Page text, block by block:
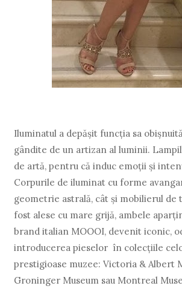
Iluminatul a depăşit funcţia sa
gândite de un artizan al luminii.
de artă, pentru că induc emoţii şi
Corpurile de iluminat cu forme
geometrie astrală, cât şi mobilierul de
fost alese cu mare grijă, ambele
brand italian MOOOI, devenit iconic,
introducerea pieselor în colecţiile
prestigioase muzee: Victoria & Albert
Groninger Museum sau Montreal